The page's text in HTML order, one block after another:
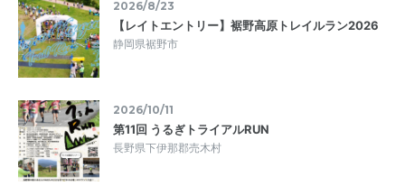
2026/8/23
【レイトエントリー】裾野高原トレイルラン2026
静岡県裾野市
2026/10/11
第11回 うるぎトライアルRUN
長野県下伊那郡売木村